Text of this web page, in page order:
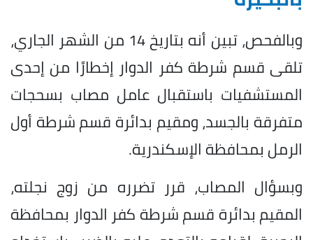
وبالفحص، تبين أنه بتاريخ 14 من الشهر الجاري،
تلقى قسم شرطة كفر الدوار إخطارًا من إحدى
المستشفيات باستقبال عامل مصاب بسحجات
متفرقة بالجسد، ومقيم بدائرة قسم شرطة أول
الرمل بمحافظة الإسكندرية.
وبسؤال المصاب، قرر تضرره من زوج نجلته،
المقيم بدائرة قسم شرطة كفر الدوار بمحافظة